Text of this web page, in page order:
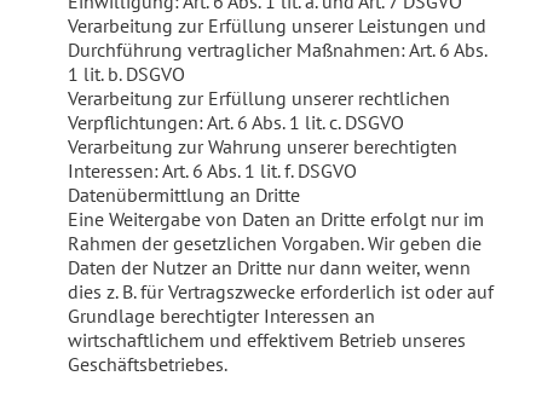
Verarbeitung zur Erfüllung unserer Leistungen und
Durchführung vertraglicher Maßnahmen: Art. 6 Abs.
1 lit. b. DSGVO
Verarbeitung zur Erfüllung unserer rechtlichen
Verpflichtungen: Art. 6 Abs. 1 lit. c. DSGVO
Verarbeitung zur Wahrung unserer berechtigten
Interessen: Art. 6 Abs. 1 lit. f. DSGVO
Datenübermittlung an Dritte
Eine Weitergabe von Daten an Dritte erfolgt nur im
Rahmen der gesetzlichen Vorgaben. Wir geben die
Daten der Nutzer an Dritte nur dann weiter, wenn
dies z. B. für Vertragszwecke erforderlich ist oder auf
Grundlage berechtigter Interessen an
wirtschaftlichem und effektivem Betrieb unseres
Geschäftsbetriebes.